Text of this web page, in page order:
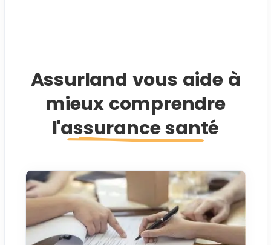
Assurland vous aide à
mieux comprendre
l'assurance santé